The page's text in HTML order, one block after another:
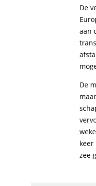
De
aan
De
zee